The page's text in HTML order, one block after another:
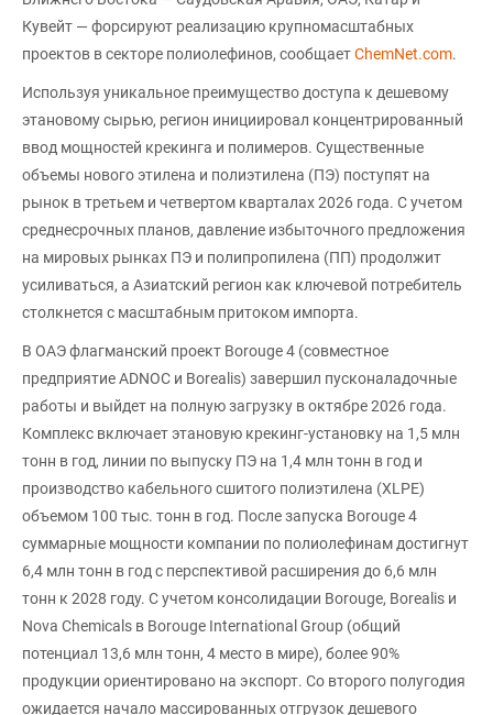
Кувейт — форсируют реализацию крупномасштабных
проектов в секторе полиолефинов, сообщаетChemNet.com.
Используя уникальное преимущество доступа к дешевому
этановому сырью, регион инициировал концентрированный
ввод мощностей крекинга и полимеров. Существенные
объемы нового этилена и полиэтилена (ПЭ) поступят на
рынок в третьем и четвертом кварталах 2026 года. С учетом
среднесрочных планов, давление избыточного предложения
на мировых рынках ПЭ и полипропилена (ПП) продолжит
усиливаться, а Азиатский регион как ключевой потребитель
столкнется с масштабным притоком импорта.
В ОАЭ флагманский проект Borouge 4 (совместное
предприятие ADNOC и Borealis) завершил пусконаладочные
работы и выйдет на полную загрузку в октябре 2026 года.
Комплекс включает этановую крекинг-установку на 1,5 млн
тонн в год, линии по выпуску ПЭ на 1,4 млн тонн в год и
производство кабельного сшитого полиэтилена (XLPE)
объемом 100 тыс. тонн в год. После запуска Borouge 4
суммарные мощности компании по полиолефинам достигнут
6,4 млн тонн в год с перспективой расширения до 6,6 млн
тонн к 2028 году. С учетом консолидации Borouge, Borealis и
Nova Chemicals в Borouge International Group (общий
потенциал 13,6 млн тонн, 4 место в мире), более 90%
продукции ориентировано на экспорт. Со второго полугодия
ожидается начало массированных отгрузок дешевого